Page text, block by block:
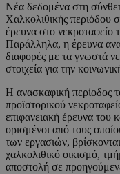
Νέα δεδομένα στη
Χαλκολιθικής περιόδου
έρευνα στο
Παράλληλα, η έρευνα
διαφορές με τα γνωστά
στοιχεία για την
Η ανασκαφική περίοδος
προϊστορικού
επιφανειακή έρευνα του
ορισμένοι από τους
των εργασιών,
χαλκολιθικό οικισμό,
αποστολή σε